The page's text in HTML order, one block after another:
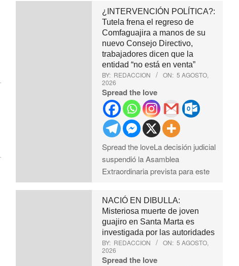
¿INTERVENCIÓN POLÍTICA?:
Tutela frena el regreso de
Comfaguajira a manos de su
nuevo Consejo Directivo,
trabajadores dicen que la
entidad “no está en venta”
BY: REDACCION ON: 5 AGOSTO,
2026
Spread the love
Spread the loveLa decisión judicial
suspendió la Asamblea
Extraordinaria prevista para este
NACIÓ EN DIBULLA:
Misteriosa muerte de joven
guajiro en Santa Marta es
investigada por las autoridades
BY: REDACCION ON: 5 AGOSTO,
2026
Spread the love